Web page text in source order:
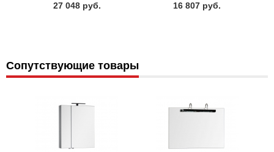
27 048 руб.
раковиной Эрис 46 Акватон
16 807 руб.
Сопутствующие товары